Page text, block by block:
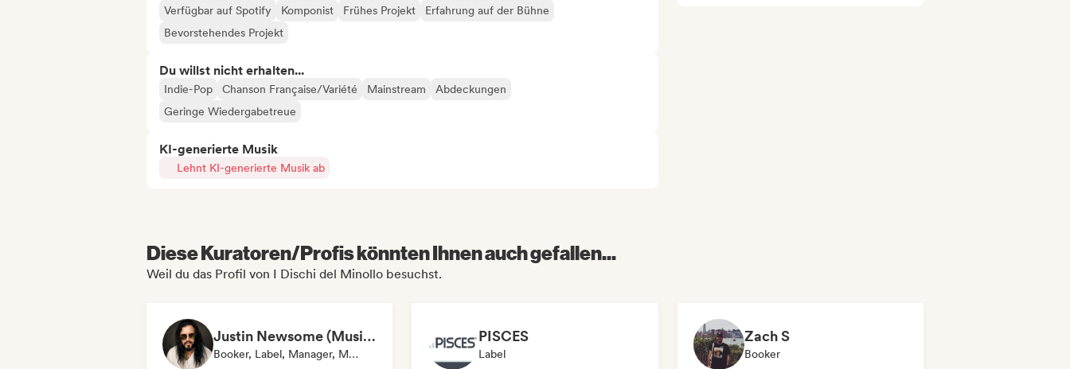
Verfügbar auf Spotify Komponist Frühes Projekt
Erfahrung auf der Bühne
Bevorstehendes Projekt
Du willst nicht erhalten...
Indie-Pop Chanson Française/Variété Mainstream
Abdeckungen
Geringe Wiedergabetreue
KI-generierte Musik
Lehnt KI-generierte Musik ab
Diese Kuratoren/Profis könnten Ihnen auch gefallen...
Weil du das Profil von I Dischi del Minollo besuchst.
Justin Newsome (Music & Entertainment Executive | A&R, Artist Development & Partnerships | Applied AI & Systems Strategy)
Booker, Label, Manager, Mentorin
PISCES
Label
Zach S
Booker